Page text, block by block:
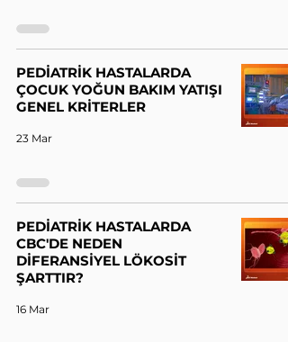
PEDİATRİK HASTALARDA
ÇOCUK YOĞUN BAKIM YATIŞI
GENEL KRİTERLER
23 Mar
PEDİATRİK HASTALARDA
CBC'DE NEDEN
DİFERANSİYEL LÖKOSİT
ŞARTTIR?
16 Mar